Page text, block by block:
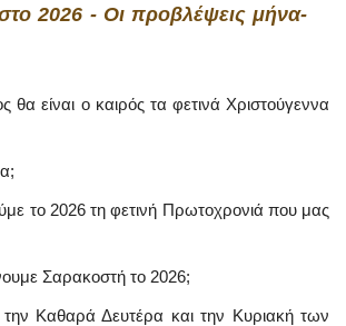
2026 - Οι προβλέψεις μήνα-
θα είναι ο καιρός τα φετινά Χριστούγεννα
το 2026 τη φετινή Πρωτοχρονιά που μας
Σαρακοστή το 2026;
την Καθαρά Δευτέρα και την Κυριακή των